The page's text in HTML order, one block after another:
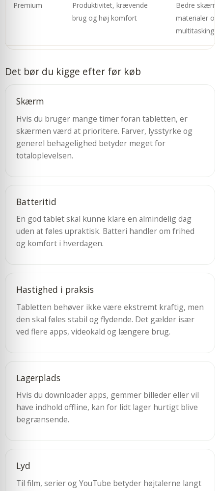
Premium
Produktivitet, krævende
brug og høj komfort
Bedre
materialer og
multitasking
Det bør du kigge efter før køb
Skærm
Hvis du bruger mange timer foran tabletten, er
skærmen værd at prioritere. Farver, lysstyrke og
generel behagelighed betyder meget for
totaloplevelsen.
Batteritid
En god tablet skal kunne klare en almindelig dag
uden at føles upraktisk. Batteri handler om frihed
og komfort i hverdagen.
Hastighed i praksis
Tabletten behøver ikke være ekstremt kraftig, men
den skal føles stabil og flydende. Det gælder især
ved flere apps, videokald og længere brug.
Lagerplads
Hvis du downloader apps, gemmer billeder eller vil
have indhold offline, kan for lidt lager hurtigt blive
begrænsende.
Lyd
Til film, serier og YouTube betyder højtalerne langt